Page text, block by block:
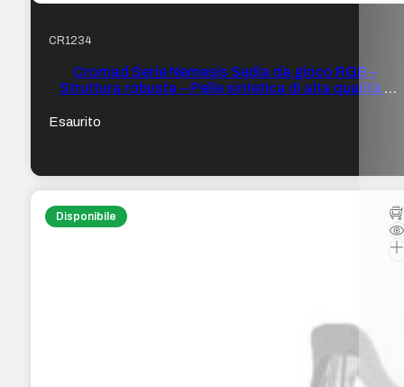
CR1234
Cromad Serie Nemesis Sedia da gioco RGB –
Struttura robusta – Pelle sintetica di alta qualità –
Schienale reclinabile – Cuscino lombare e cervicale –
Esaurito
Disponibile